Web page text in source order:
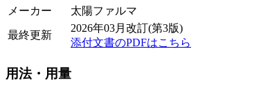
メーカー
太陽ファルマ
最終更新
2026年03月改訂(第3版)
添付文書のPDFはこちら
用法・用量